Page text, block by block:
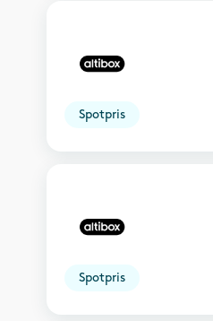
Spotpris
Spotpris